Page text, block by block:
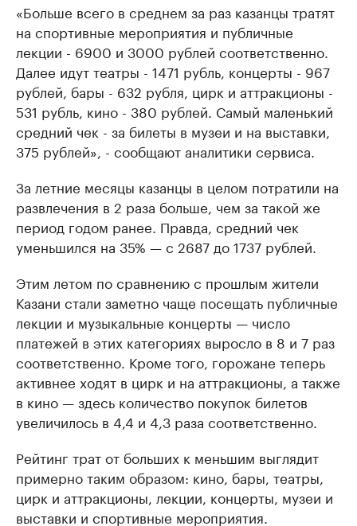
«Больше всего в среднем за раз казанцы тратят
на спортивные мероприятия и публичные
лекции - 6900 и 3000 рублей соответственно.
Далее идут театры - 1471 рубль, концерты - 967
рублей, бары - 632 рубля, цирк и аттракционы -
531 рубль, кино - 380 рублей. Самый маленький
средний чек - за билеты в музеи и на выставки,
375 рублей», - сообщают аналитики сервиса.
За летние месяцы казанцы в целом потратили на
развлечения в 2 раза больше, чем за такой же
период годом ранее. Правда, средний чек
уменьшился на 35% — с 2687 до 1737 рублей.
Этим летом по сравнению с прошлым жители
Казани стали заметно чаще посещать публичные
лекции и музыкальные концерты — число
платежей в этих категориях выросло в 8 и 7 раз
соответственно. Кроме того, горожане теперь
активнее ходят в цирк и на аттракционы, а также
в кино — здесь количество покупок билетов
увеличилось в 4,4 и 4,3 раза соответственно.
Рейтинг трат от больших к меньшим выглядит
примерно таким образом: кино, бары, театры,
цирк и аттракционы, лекции, концерты, музеи и
выставки и спортивные мероприятия.